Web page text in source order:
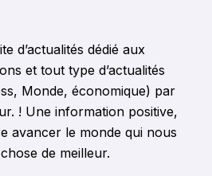
d’actualités dédié aux
et tout type d’actualités
Monde, économique) par
! Une information positive,
avancer le monde qui nous
de meilleur.